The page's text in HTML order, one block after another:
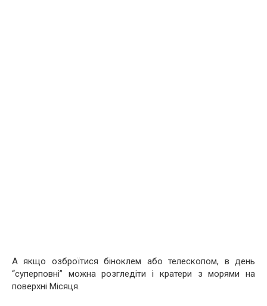
А якщо озброїтися біноклем або телескопом, в день
“суперповні” можна розгледіти і кратери з морями на
поверхні Місяця.